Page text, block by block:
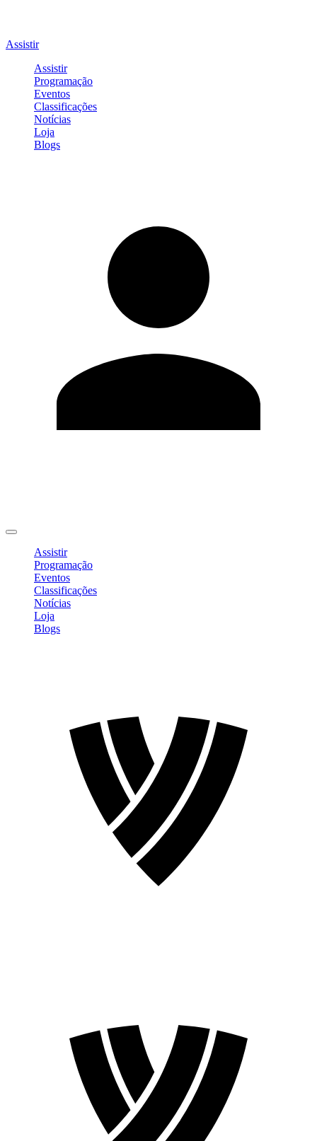
Assistir
Assistir
Programação
Eventos
Classificações
Notícias
Loja
Blogs
Assistir
Programação
Eventos
Classificações
Notícias
Loja
Blogs